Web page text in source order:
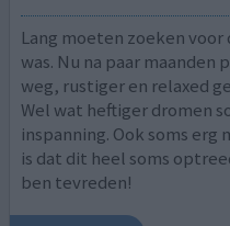
Lang moeten zoeken
was. Nu na paar
weg, rustiger en relaxed
Wel wat heftiger dromen
inspanning. Ook soms erg
is dat dit heel soms
ben tevreden!